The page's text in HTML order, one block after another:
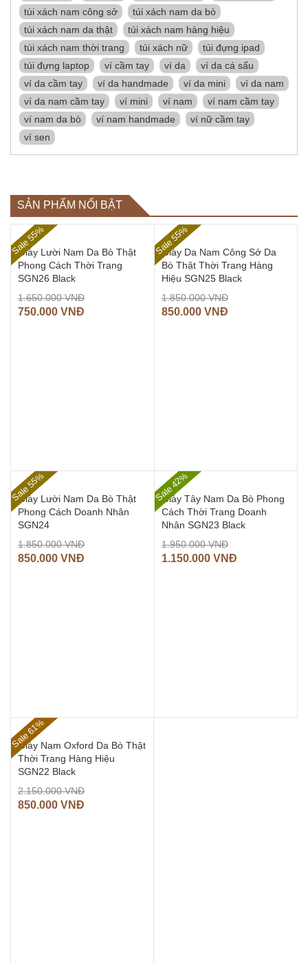
túi xách nam công sở
túi xách nam da bò
túi xách nam da thật
túi xách nam hàng hiệu
túi xách nam thời trang
túi xách nữ
túi đựng ipad
túi đựng laptop
ví cầm tay ví da
ví da cá sấu
ví da cầm tay
ví da handmade ví da mini
ví da nam
ví da nam cầm tay
ví mini ví nam
ví nam cầm tay
ví nam da bò
ví nam handmade
ví nữ cầm tay
ví sen
SẢN PHẨM NỔI BẬT
Sale 55%
Giày Lười Nam Da Bò Thật
Phong Cách Thời Trang
SGN26 Black
1.650.000VNĐ
750.000 VNĐ
Sale 55%
Giày Da Nam Công Sở Da
Bò Thật Thời Trang Hàng
Hiệu SGN25 Black
1.850.000VNĐ
850.000 VNĐ
Sale 55%
Giày Lười Nam Da Bò Thật
Phong Cách Doanh Nhân
SGN24
1.850.000VNĐ
850.000 VNĐ
Sale 42%
Giày Tây Nam Da Bò Phong
Cách Thời Trang Doanh
Nhân SGN23 Black
1.950.000VNĐ
1.150.000 VNĐ
Sale 61%
Giày Nam Oxford Da Bò Thật
Thời Trang Hàng Hiệu
SGN22 Black
2.150.000VNĐ
850.000 VNĐ